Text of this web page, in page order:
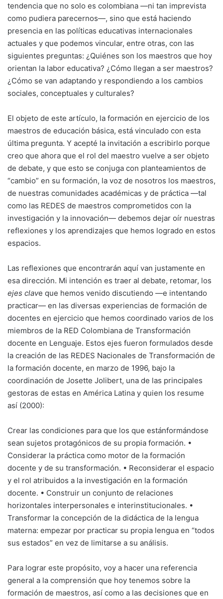
tendencia que no solo es colombiana —ni tan imprevista
como pudiera parecernos—, sino que está haciendo
presencia en las políticas educativas internacionales
actuales y que podemos vincular, entre otras, con las
siguientes preguntas: ¿Quiénes son los maestros que hoy
orientan la labor educativa? ¿Cómo llegan a ser maestros?
¿Cómo se van adaptando y respondiendo a los cambios
sociales, conceptuales y culturales?
El objeto de este artículo, la formación en ejercicio de los
maestros de educación básica, está vinculado con esta
última pregunta. Y acepté la invitación a escribirlo porque
creo que ahora que el rol del maestro vuelve a ser objeto
de debate, y que esto se conjuga con planteamientos de
“cambio” en su formación, la voz de nosotros los maestros,
de nuestras comunidades académicas y de práctica —tal
como las REDES de maestros comprometidos con la
investigación y la innovación— debemos dejar oír nuestras
reflexiones y los aprendizajes que hemos logrado en estos
espacios.
Las reflexiones que encontrarán aquí van justamente en
esa dirección. Mi intención es traer al debate, retomar, los
ejes clave que hemos venido discutiendo —e intentando
practicar— en las diversas experiencias de formación de
docentes en ejercicio que hemos coordinado varios de los
miembros de la RED Colombiana de Transformación
docente en Lenguaje. Estos ejes fueron formulados desde
la creación de las REDES Nacionales de Transformación de
la formación docente, en marzo de 1996, bajo la
coordinación de Josette Jolibert, una de las principales
gestoras de estas en América Latina y quien los resume
así (2000):
Crear las condiciones para que los que estánformándose
sean sujetos protagónicos de su propia formación. •
Considerar la práctica como motor de la formación
docente y de su transformación. • Reconsiderar el espacio
y el rol atribuidos a la investigación en la formación
docente. • Construir un conjunto de relaciones
horizontales interpersonales e interinstitucionales. •
Transformar la concepción de la didáctica de la lengua
materna: empezar por practicar su propia lengua en “todos
sus estados” en vez de limitarse a su análisis.
Para lograr este propósito, voy a hacer una referencia
general a la comprensión que hoy tenemos sobre la
formación de maestros, así como a las decisiones que en